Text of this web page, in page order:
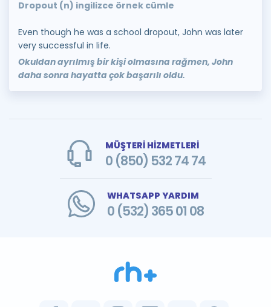
Dropout (n) ingilizce örnek cümle
Even though he was a school dropout, John was later
very successful in life.
Okuldan ayrılmış bir kişi olmasına rağmen, John
daha sonra hayatta çok başarılı oldu.
MÜŞTERİ HİZMETLERİ
0 (850) 532 74 74
WHATSAPP YARDIM
0 (532) 365 01 08